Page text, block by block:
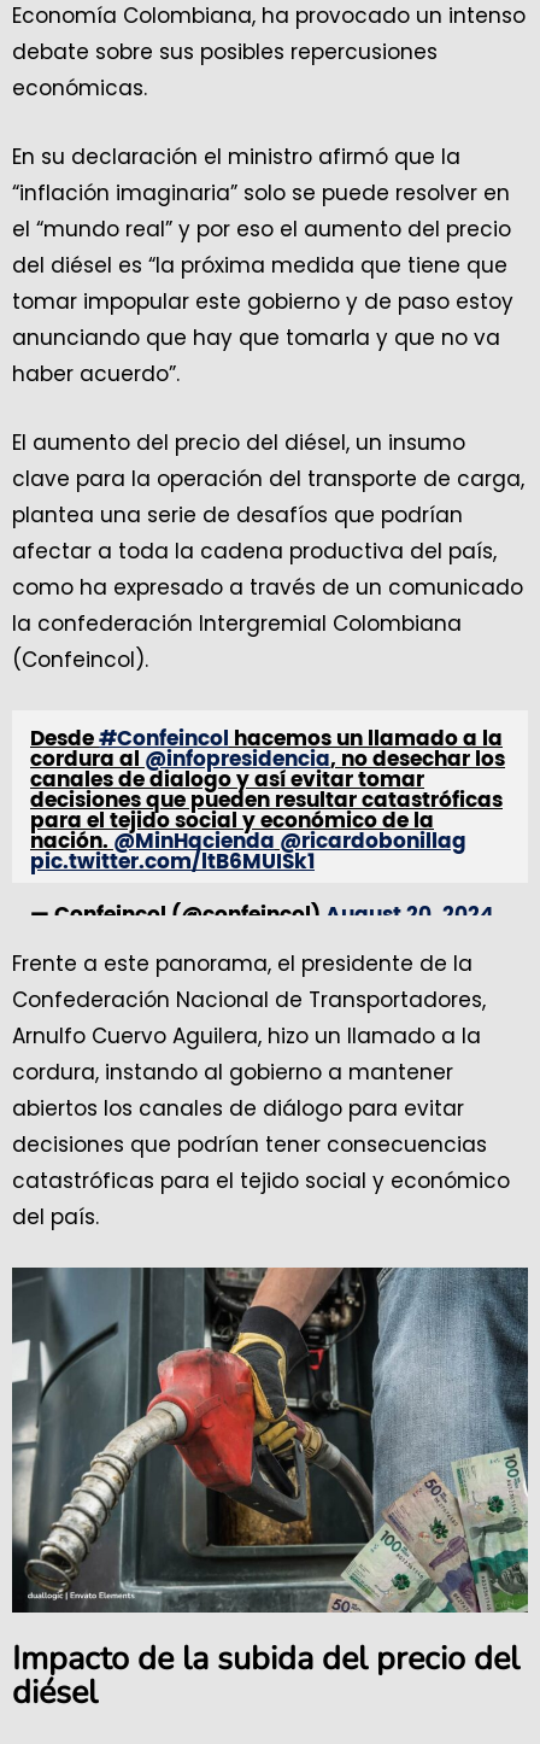
Economía Colombiana, ha provocado un intenso
debate sobre sus posibles repercusiones
económicas.
En su declaración el ministro afirmó que la
“inflación imaginaria” solo se puede resolver en
el “mundo real” y por eso el aumento del precio
del diésel es “la próxima medida que tiene que
tomar impopular este gobierno y de paso estoy
anunciando que hay que tomarla y que no va
haber acuerdo”.
El aumento del precio del diésel, un insumo
clave para la operación del transporte de carga,
plantea una serie de desafíos que podrían
afectar a toda la cadena productiva del país,
como ha expresado a través de un comunicado
la confederación Intergremial Colombiana
(Confeincol).
Desde #Confeincol
hacemos un llamado a la
cordura al @infopresidencia, no desechar los
canales de dialogo y así evitar tomar
decisiones que pueden resultar catastróficas
para el tejido social y económico de la
nación. @MinHacienda @ricardobonillag
pic.twitter.com/ltB6MUISk1
— Confeincol (@confeincol) August 20, 2024
Frente a este panorama, el presidente de la
Confederación Nacional de Transportadores,
Arnulfo Cuervo Aguilera, hizo un llamado a la
cordura, instando al gobierno a mantener
abiertos los canales de diálogo para evitar
decisiones que podrían tener consecuencias
catastróficas para el tejido social y económico
del país.
Impacto de la subida del precio del
diésel